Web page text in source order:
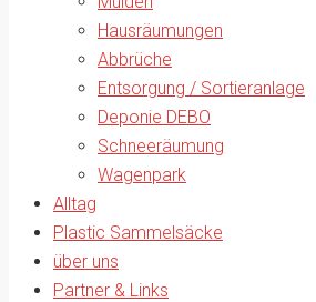
Hausräumungen
Abbrüche
Entsorgung / Sortieranlage
Deponie DEBO
Schneeräumung
Wagenpark
Alltag
Plastic Sammelsäcke
über uns
Partner & Links